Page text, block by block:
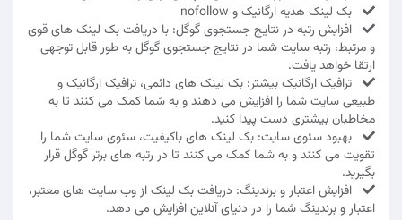
بک لینک هدیه ارگانیک و nofollow
افزایش رتبه در نتایج جستجوی گوگل: با دریافت بک لینک های قوی
و مرتبط، رتبه سایت شما در نتایج جستجوی گوگل به طور قابل توجهی
ارتقا خواهد یافت.
ترافیک ارگانیک بیشتر: بک لینک های دائمی، ترافیک ارگانیک و
طبیعی سایت شما را افزایش می دهند و به شما کمک می کنند تا به
مخاطبان بیشتری دست پیدا کنید.
بهبود سئوی سایت: بک لینک های باکیفیت، سئوی سایت شما را
تقویت می کنند و به شما کمک می کنند تا در رتبه های برتر گوگل قرار
بگیرید.
افزایش اعتبار و برندینگ: دریافت بک لینک از وب سایت های معتبر،
اعتبار و برندینگ شما را در دنیای آنلاین افزایش می دهد.